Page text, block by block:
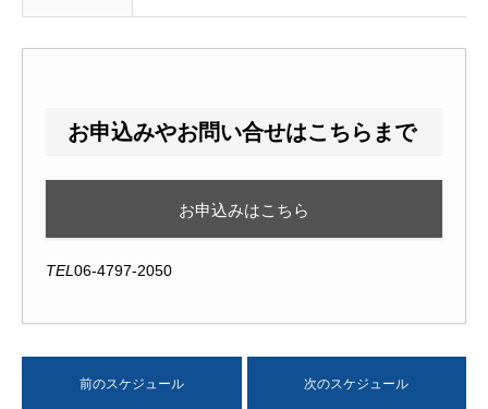
お申込みやお問い合せはこちらまで
お申込みはこちら
TEL06-4797-2050
前のスケジュール 次のスケジュール